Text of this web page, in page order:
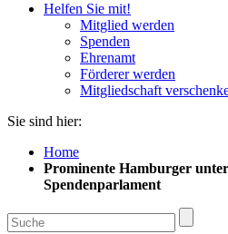
Helfen Sie mit!
Mitglied werden
Spenden
Ehrenamt
Förderer werden
Mitgliedschaft
Sie sind hier:
Home
Prominente Hamburger
Spendenparlament